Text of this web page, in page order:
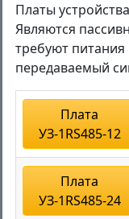
Платы
Являются
требуют
передаваемый
Плата
УЗ-1RS485-12
Плата
УЗ-1RS485-24